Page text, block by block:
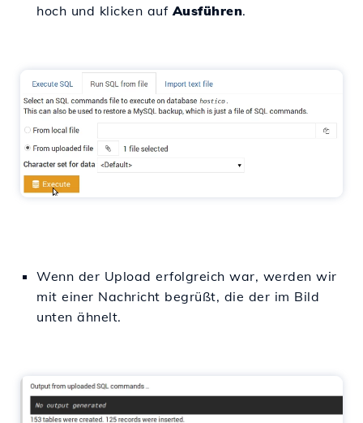
hoch und klicken aufAusführen.
Wenn der Upload erfolgreich war, werden wir
mit einer Nachricht begrüßt, die der im Bild
unten ähnelt.